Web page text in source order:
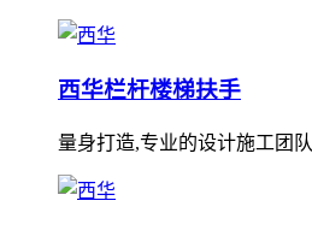
西华栏杆楼梯扶手
量身打造,专业的设计施工团队